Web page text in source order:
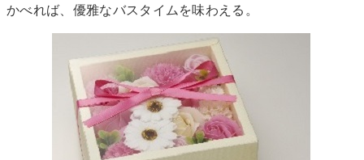
かべれば、優雅なバスタイムを味わえる。